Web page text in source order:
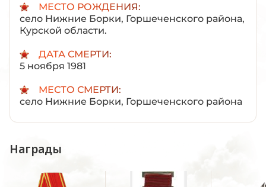
МЕСТО РОЖДЕНИЯ:
село Нижние Борки, Горшеченского района,
Курской области.
ДАТА СМЕРТИ:
5 ноября 1981
МЕСТО СМЕРТИ:
село Нижние Борки, Горшеченского района
Награды